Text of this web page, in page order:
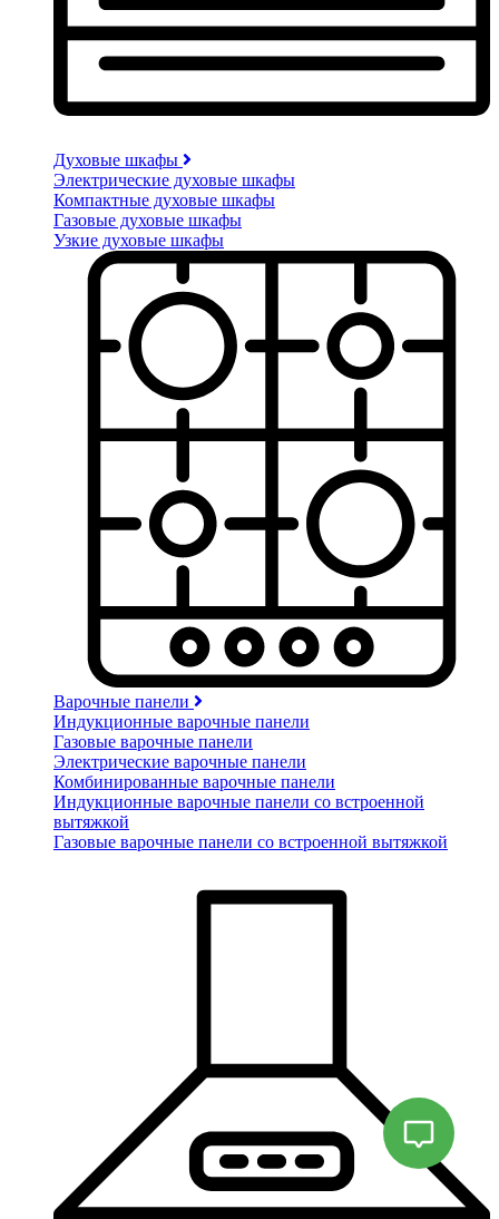
Духовые шкафы
Электрические духовые шкафы
Компактные духовые шкафы
Газовые духовые шкафы
Узкие духовые шкафы
Варочные панели
Индукционные варочные панели
Газовые варочные панели
Электрические варочные панели
Комбинированные варочные панели
Индукционные варочные панели со встроенной
вытяжкой
Газовые варочные панели со встроенной вытяжкой